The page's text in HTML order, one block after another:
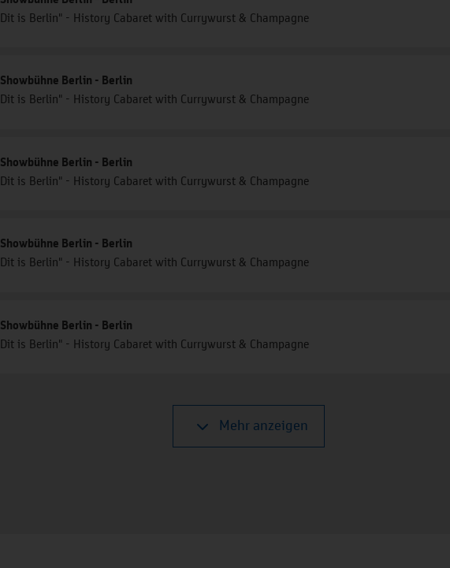
Dit is Berlin" - History Cabaret with Currywurst & Champagne
Showbühne Berlin - Berlin
Dit is Berlin" - History Cabaret with Currywurst & Champagne
Showbühne Berlin - Berlin
Dit is Berlin" - History Cabaret with Currywurst & Champagne
Showbühne Berlin - Berlin
Dit is Berlin" - History Cabaret with Currywurst & Champagne
Showbühne Berlin - Berlin
Dit is Berlin" - History Cabaret with Currywurst & Champagne
Mehr anzeigen